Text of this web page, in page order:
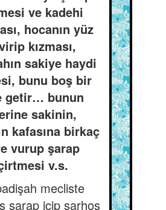
ve kadehi
hocanın yüz
kızması,
sakiye haydi
bunu boş bir
getir… bunun
sakinin,
kafasına birkaç
vurup şarap
v.s.
mecliste
şarap içip sarhoş